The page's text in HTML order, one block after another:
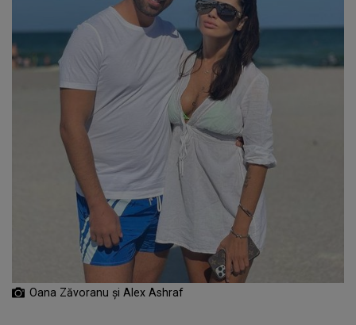
Oana Zăvoranu și Alex Ashraf